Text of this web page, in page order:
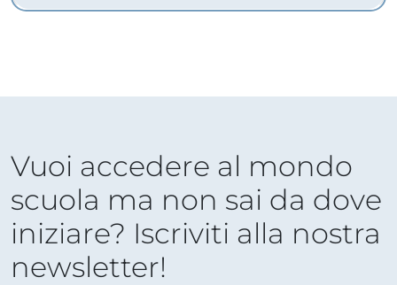
Vuoi accedere al mondo
scuola ma non sai da dove
iniziare? Iscriviti alla nostra
newsletter!